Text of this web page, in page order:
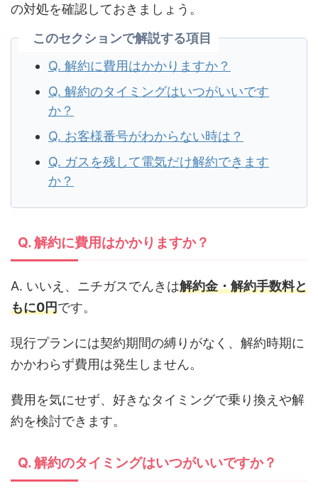
の対処を確認しておきましょう。
このセクションで解説する項目
Q. 解約に費用はかかりますか？
Q. 解約のタイミングはいつがいいです
か？
Q. お客様番号がわからない時は？
Q. ガスを残して電気だけ解約できます
か？
Q. 解約に費用はかかりますか？
A. いいえ、ニチガスでんきは解約金・解約手数料と
もに0円です。
現行プランには契約期間の縛りがなく、解約時期に
かかわらず費用は発生しません。
費用を気にせず、好きなタイミングで乗り換えや解
約を検討できます。
Q. 解約のタイミングはいつがいいですか？